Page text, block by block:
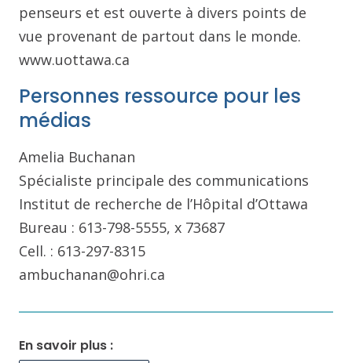
penseurs et est ouverte à divers points de
vue provenant de partout dans le monde.
www.uottawa.ca
Personnes ressource pour les
médias
Amelia Buchanan
Spécialiste principale des communications
Institut de recherche de l’Hôpital d’Ottawa
Bureau : 613-798-5555, x 73687
Cell. : 613-297-8315
ambuchanan@ohri.ca
En savoir plus :